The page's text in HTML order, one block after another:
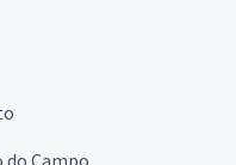
do Campo